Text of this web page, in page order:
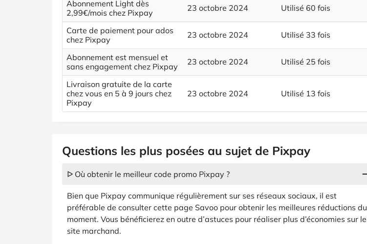
Abonnement Light dès
2,99€/mois chez Pixpay
23 octobre 2024 Utilisé 60 fois
Carte de paiement pour ados
chez Pixpay
23 octobre 2024 Utilisé 33 fois
Abonnement est mensuel et
sans engagement chez Pixpay
23 octobre 2024 Utilisé 25 fois
Livraison gratuite de la carte
chez vous en 5 à 9 jours chez
Pixpay
23 octobre 2024 Utilisé 13 fois
Questions les plus posées au sujet de Pixpay
ᐅ Où obtenir le meilleur code promo Pixpay ?
Bien que Pixpay communique régulièrement sur ses réseaux sociaux, il est
préférable de consulter cette page Savoo pour obtenir les meilleures réductions du
moment. Vous bénéficierez en outre d’astuces pour réaliser plus d’économies sur le
site marchand.